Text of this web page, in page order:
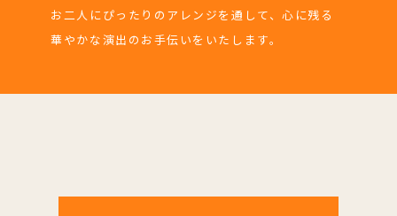
お二人にぴったりのアレンジを通して、心に残る
華やかな演出のお手伝いをいたします。